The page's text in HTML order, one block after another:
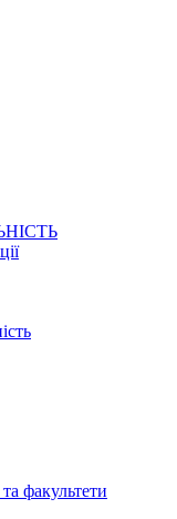
факультети